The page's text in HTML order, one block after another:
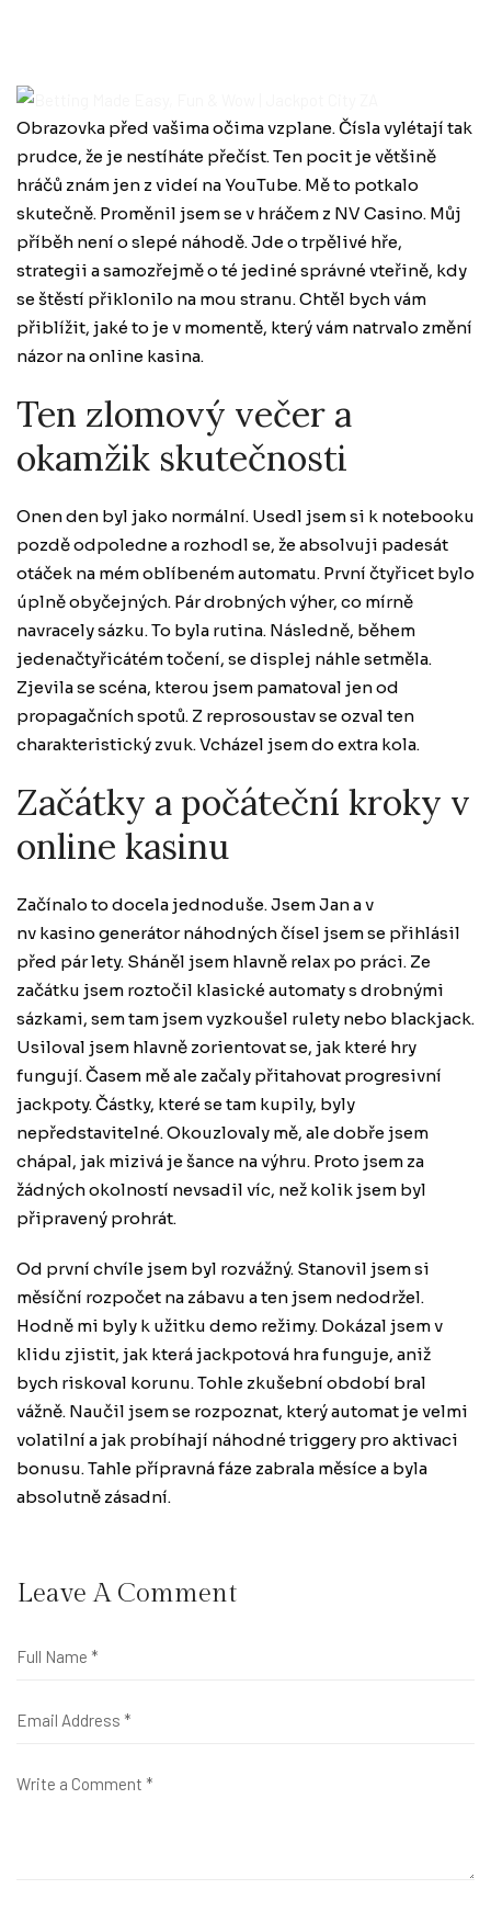
Obrazovka před vašima očima vzplane. Čísla vylétají tak
prudce, že je nestíháte přečíst. Ten pocit je většině
hráčů znám jen z videí na YouTube. Mě to potkalo
skutečně. Proměnil jsem se v hráčem z NV Casino. Můj
příběh není o slepé náhodě. Jde o trpělivé hře,
strategii a samozřejmě o té jediné správné vteřině, kdy
se štěstí přiklonilo na mou stranu. Chtěl bych vám
přiblížit, jaké to je v momentě, který vám natrvalo změní
názor na online kasina.
Ten zlomový večer a
okamžik skutečnosti
Onen den byl jako normální. Usedl jsem si k notebooku
pozdě odpoledne a rozhodl se, že absolvuji padesát
otáček na mém oblíbeném automatu. První čtyřicet bylo
úplně obyčejných. Pár drobných výher, co mírně
navracely sázku. To byla rutina. Následně, během
jedenačtyřicátém točení, se displej náhle setměla.
Zjevila se scéna, kterou jsem pamatoval jen od
propagačních spotů. Z reprosoustav se ozval ten
charakteristický zvuk. Vcházel jsem do extra kola.
Začátky a počáteční kroky v
online kasinu
Začínalo to docela jednoduše. Jsem Jan a v
nv kasino generátor náhodných čísel jsem se přihlásil
před pár lety. Sháněl jsem hlavně relax po práci. Ze
začátku jsem roztočil klasické automaty s drobnými
sázkami, sem tam jsem vyzkoušel rulety nebo blackjack.
Usiloval jsem hlavně zorientovat se, jak které hry
fungují. Časem mě ale začaly přitahovat progresivní
jackpoty. Částky, které se tam kupily, byly
nepředstavitelné. Okouzlovaly mě, ale dobře jsem
chápal, jak mizivá je šance na výhru. Proto jsem za
žádných okolností nevsadil víc, než kolik jsem byl
připravený prohrát.
Od první chvíle jsem byl rozvážný. Stanovil jsem si
měsíční rozpočet na zábavu a ten jsem nedodržel.
Hodně mi byly k užitku demo režimy. Dokázal jsem v
klidu zjistit, jak která jackpotová hra funguje, aniž
bych riskoval korunu. Tohle zkušební období bral
vážně. Naučil jsem se rozpoznat, který automat je velmi
volatilní a jak probíhají náhodné triggery pro aktivaci
bonusu. Tahle přípravná fáze zabrala měsíce a byla
absolutně zásadní.
Leave A Comment